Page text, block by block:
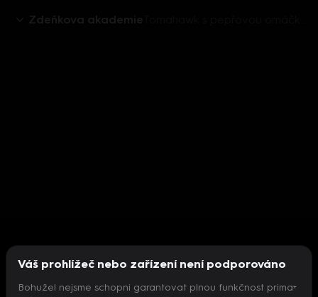
Zdeňkova akademie
Váš prohlížeč nebo zařízení není podporováno
Bohužel nejsme schopni garantovat plnou funkčnost prima+